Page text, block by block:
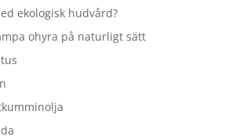
ekologisk hudvård?
ohyra på naturligt sätt